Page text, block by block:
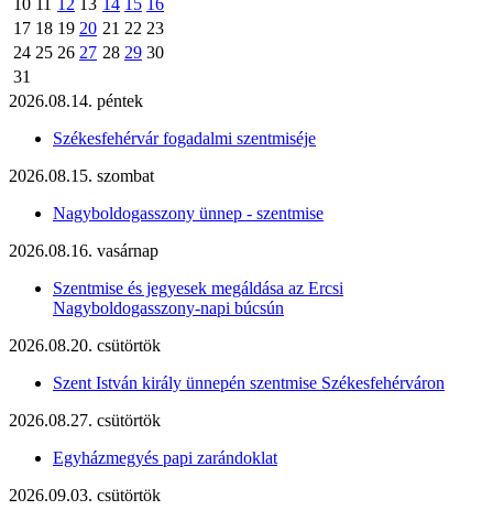
10 11 12 13 14 15 16
17 18 19 20 21 22 23
24 25 26 27 28 29 30
31
2026.08.14. péntek
Székesfehérvár fogadalmi szentmiséje
2026.08.15. szombat
Nagyboldogasszony ünnep - szentmise
2026.08.16. vasárnap
Szentmise és jegyesek megáldása az Ercsi
Nagyboldogasszony-napi búcsún
2026.08.20. csütörtök
Szent István király ünnepén szentmise Székesfehérváron
2026.08.27. csütörtök
Egyházmegyés papi zarándoklat
2026.09.03. csütörtök